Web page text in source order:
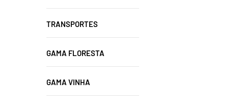
TRANSPORTES
GAMA FLORESTA
GAMA VINHA